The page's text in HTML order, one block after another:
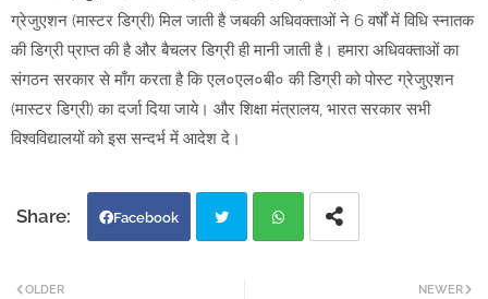
ग्रेजुएशन (मास्टर डिग्री) मिल जाती है जबकी अधिवक्ताओं ने 6 वर्षों में विधि स्नातक
की डिग्री प्राप्त की है और बैचलर डिग्री ही मानी जाती है। हमारा अधिवक्ताओं का
संगठन सरकार से माँग करता है कि एल०एल०बी० की डिग्री को पोस्ट ग्रेजुएशन
(मास्टर डिग्री) का दर्जा दिया जाये। और शिक्षा मंत्रालय, भारत सरकार सभी
विश्वविद्यालयों को इस सन्दर्भ में आदेश दे।
Facebook
NEWER
OLDER